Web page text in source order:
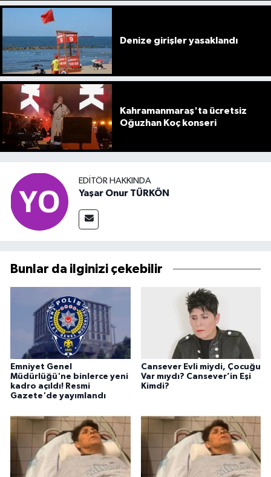
Denize girişler yasaklandı
Kahramanmaraş'ta ücretsiz
Oğuzhan Koç konseri
EDITÖR HAKKINDA
Yaşar Onur TÜRKÖN
Bunlar da ilginizi çekebilir
Emniyet Genel
Müdürlüğü'ne binlerce yeni
kadro açıldı! Resmi
Gazete'de yayımlandı
Cansever Evli miydi, Çocuğu
Var mıydı? Cansever’in Eşi
Kimdi?